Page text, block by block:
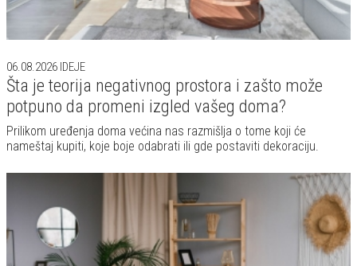
06.08.2026 IDEJE
Šta je teorija negativnog prostora i zašto može
potpuno da promeni izgled vašeg doma?
Prilikom uređenja doma većina nas razmišlja o tome koji će
nameštaj kupiti, koje boje odabrati ili gde postaviti dekoraciju.